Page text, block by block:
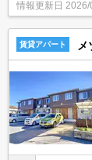
情報更新日 2026/
賃貸アパート